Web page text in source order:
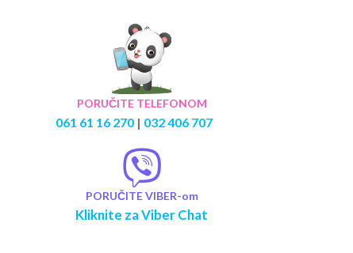
PORUČITE TELEFONOM
061 61 16 270| 032 406 707
PORUČITE VIBER-om
Kliknite za Viber Chat